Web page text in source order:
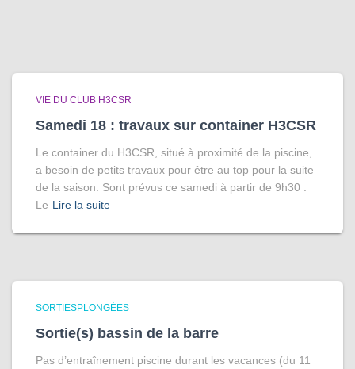
VIE DU CLUB H3CSR
Samedi 18 : travaux sur container H3CSR
Le container du H3CSR, situé à proximité de la piscine,
a besoin de petits travaux pour être au top pour la suite
de la saison. Sont prévus ce samedi à partir de 9h30 :
Le Lire la suite
SORTIESPLONGÉES
Sortie(s) bassin de la barre
Pas d’entraînement piscine durant les vacances (du 11